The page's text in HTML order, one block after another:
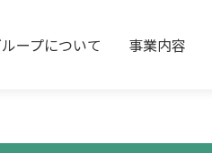
ープについて 事業内容